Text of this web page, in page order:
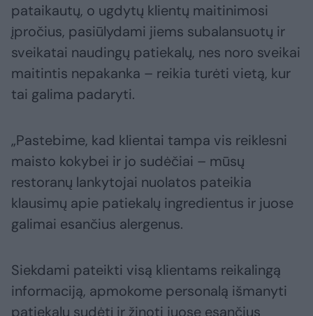
pataikautų, o ugdytų klientų maitinimosi
įpročius, pasiūlydami jiems subalansuotų ir
sveikatai naudingų patiekalų, nes noro sveikai
maitintis nepakanka – reikia turėti vietą, kur
tai galima padaryti.
„Pastebime, kad klientai tampa vis reiklesni
maisto kokybei ir jo sudėčiai – mūsų
restoranų lankytojai nuolatos pateikia
klausimų apie patiekalų ingredientus ir juose
galimai esančius alergenus.
Siekdami pateikti visą klientams reikalingą
informaciją, apmokome personalą išmanyti
patiekalų sudėtį ir žinoti juose esančius